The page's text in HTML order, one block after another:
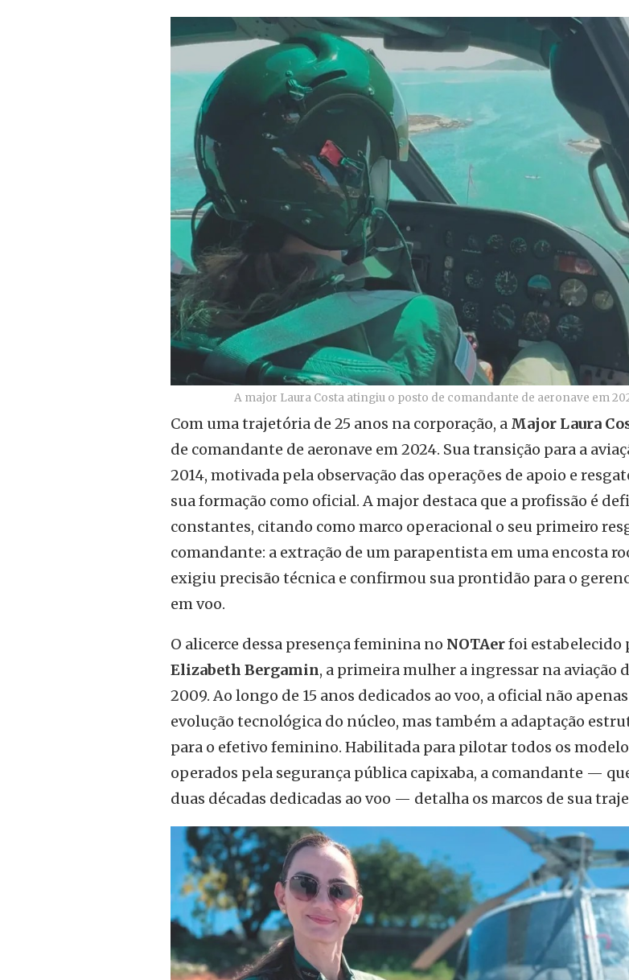
A major Laura Costa atingiu o posto de comandante de aeronave em
Com uma trajetória de 25 anos na corporação, a Major Laura
de comandante de aeronave em 2024. Sua transição para a
2014, motivada pela observação das operações de apoio e
sua formação como oficial. A major destaca que a profissão é
constantes, citando como marco operacional o seu primeiro
comandante: a extração de um parapentista em uma encosta
exigiu precisão técnica e confirmou sua prontidão para o
em voo.
O alicerce dessa presença feminina no NOTAerfoi estabelecido
Elizabeth Bergamin, a primeira mulher a ingressar na aviação
2009. Ao longo de 15 anos dedicados ao voo, a oficial não
evolução tecnológica do núcleo, mas também a adaptação
para o efetivo feminino. Habilitada para pilotar todos os
operados pela segurança pública capixaba, a comandante —
duas décadas dedicadas ao voo — detalha os marcos de sua